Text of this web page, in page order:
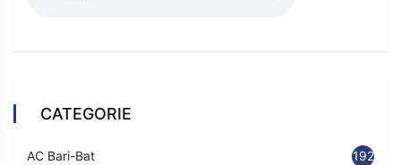
CATEGORIE
AC Bari-Bat 192